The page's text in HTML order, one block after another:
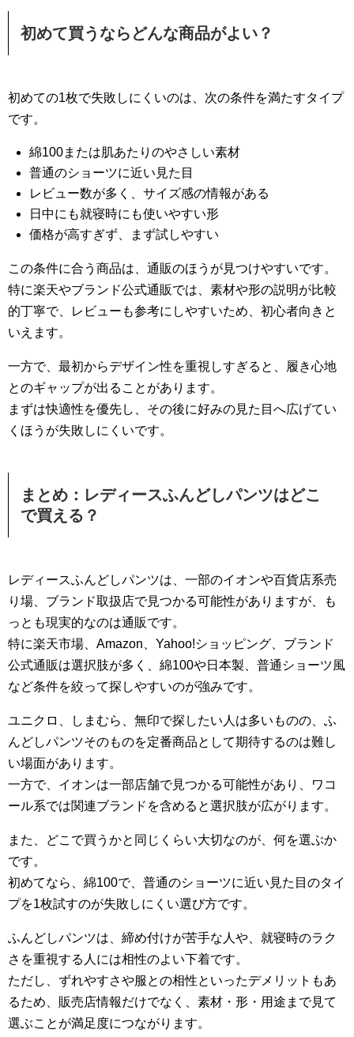
初めて買うならどんな商品がよい？
初めての1枚で失敗しにくいのは、次の条件を満たすタイプ
です。
綿100または肌あたりのやさしい素材
普通のショーツに近い見た目
レビュー数が多く、サイズ感の情報がある
日中にも就寝時にも使いやすい形
価格が高すぎず、まず試しやすい
この条件に合う商品は、通販のほうが見つけやすいです。
特に楽天やブランド公式通販では、素材や形の説明が比較
的丁寧で、レビューも参考にしやすいため、初心者向きと
いえます。
一方で、最初からデザイン性を重視しすぎると、履き心地
とのギャップが出ることがあります。
まずは快適性を優先し、その後に好みの見た目へ広げてい
くほうが失敗しにくいです。
まとめ：レディースふんどしパンツはどこ
で買える？
レディースふんどしパンツは、一部のイオンや百貨店系売
り場、ブランド取扱店で見つかる可能性がありますが、も
っとも現実的なのは通販です。
特に楽天市場、Amazon、Yahoo!ショッピング、ブランド
公式通販は選択肢が多く、綿100や日本製、普通ショーツ風
など条件を絞って探しやすいのが強みです。
ユニクロ、しまむら、無印で探したい人は多いものの、ふ
んどしパンツそのものを定番商品として期待するのは難し
い場面があります。
一方で、イオンは一部店舗で見つかる可能性があり、ワコ
ール系では関連ブランドを含めると選択肢が広がります。
また、どこで買うかと同じくらい大切なのが、何を選ぶか
です。
初めてなら、綿100で、普通のショーツに近い見た目のタイ
プを1枚試すのが失敗しにくい選び方です。
ふんどしパンツは、締め付けが苦手な人や、就寝時のラク
さを重視する人には相性のよい下着です。
ただし、ずれやすさや服との相性といったデメリットもあ
るため、販売店情報だけでなく、素材・形・用途まで見て
選ぶことが満足度につながります。